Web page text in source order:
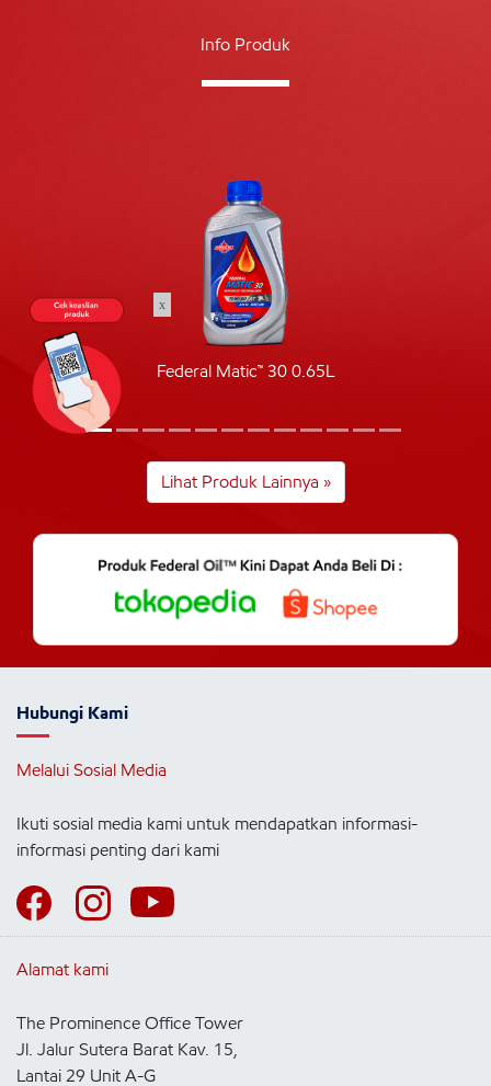
Info Produk
Federal Matic™ 30 0.65L
Lihat Produk Lainnya »
Hubungi Kami
Melalui Sosial Media
Ikuti sosial media kami untuk mendapatkan informasi-
informasi penting dari kami
Alamat kami
The Prominence Office Tower
Jl. Jalur Sutera Barat Kav. 15,
Lantai 29 Unit A-G
x